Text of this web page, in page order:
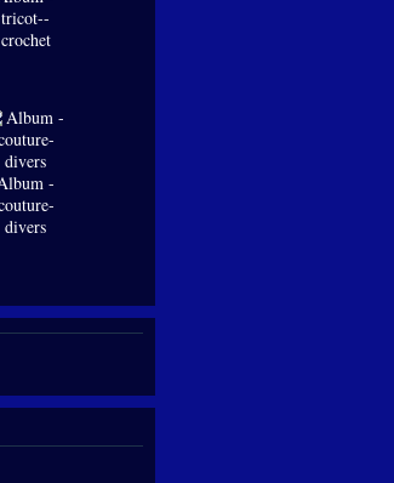
tricot--
crochet
-
divers